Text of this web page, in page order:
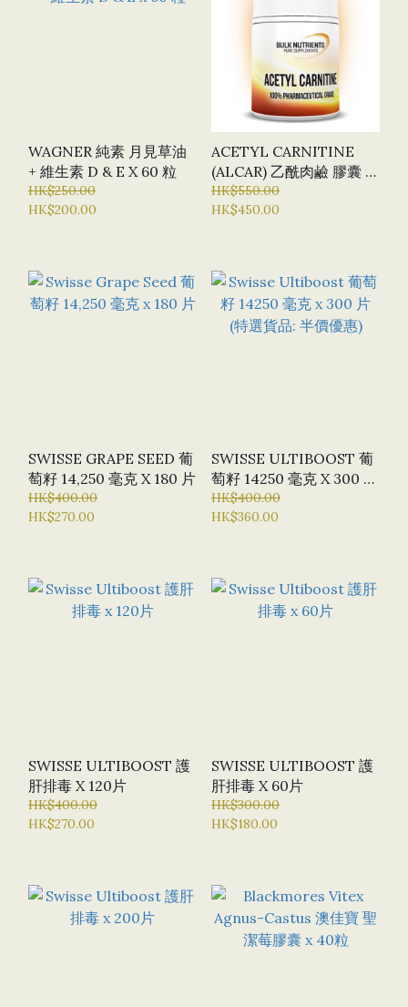
WAGNER 純素 月見草油
+ 維生素 D & E X 60 粒
HK$250.00
HK$200.00
ACETYL CARNITINE
(ALCAR) 乙酰肉鹼 膠囊 X
120粒 (BN - BULK
NUTRIENTS)
HK$550.00
HK$450.00
SWISSE GRAPE SEED 葡
萄籽 14,250 毫克 X 180 片
HK$400.00
HK$270.00
SWISSE ULTIBOOST 葡
萄籽 14250 毫克 X 300 片
(特選貨品: 半價優惠)
HK$400.00
HK$360.00
SWISSE ULTIBOOST 護
肝排毒 X 120片
HK$400.00
HK$270.00
SWISSE ULTIBOOST 護
肝排毒 X 60片
HK$300.00
HK$180.00